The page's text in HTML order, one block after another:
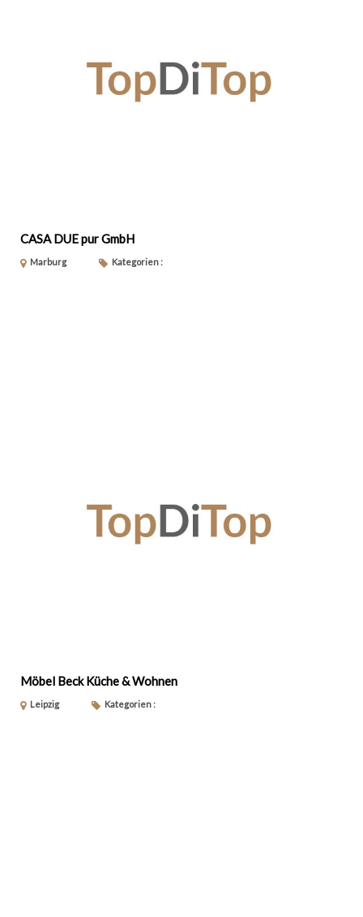
CASA DUE pur GmbH
Marburg Kategorien :
Möbel Beck Küche & Wohnen
Leipzig Kategorien :